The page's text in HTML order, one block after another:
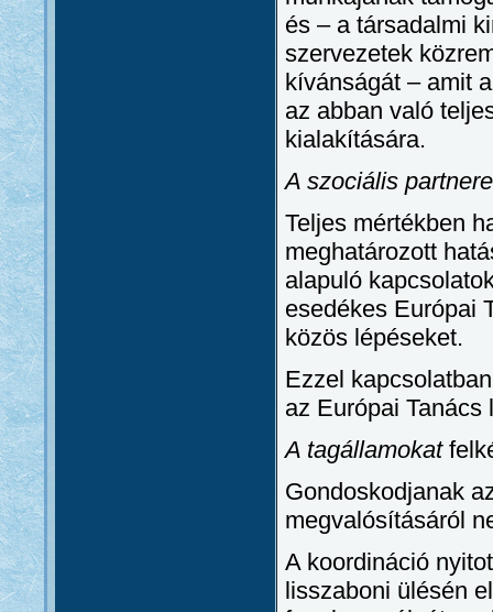
és – a társadalmi
szervezetek
kívánságát – amit
az abban való
kialakítására.
A szociális
Teljes mértékben
meghatározott
alapuló
esedékes Európai
közös lépéseket.
Ezzel
az Európai
A tagállamokat
Gondoskodjanak
megvalósításáról
A koordináció
lisszaboni ülésén